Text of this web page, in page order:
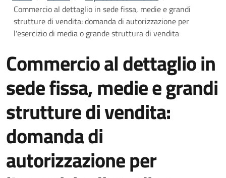
Commercio al dettaglio in sede fissa, medie e grandi
strutture di vendita: domanda di autorizzazione per
l'esercizio di media o grande struttura di vendita
Commercio al dettaglio in
sede fissa, medie e grandi
strutture di vendita:
domanda di
autorizzazione per